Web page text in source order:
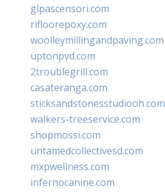
glpascensori.com
rifloorepoxy.com
woolleymillingandpaving.com
uptonpvd.com
2troublegrill.com
casateranga.com
sticksandstonesstudiooh.com
walkers-treeservice.com
shopmossi.com
untamedcollectivesd.com
mxpwellness.com
infernocanine.com